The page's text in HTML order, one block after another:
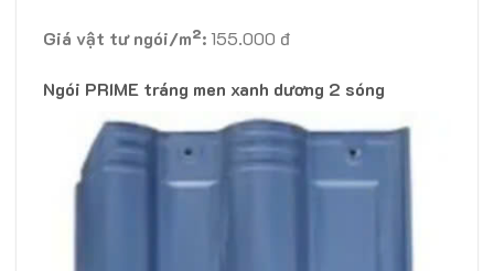
Giá vật tư ngói/m²:155.000 đ
Ngói PRIME tráng men xanh dương 2 sóng